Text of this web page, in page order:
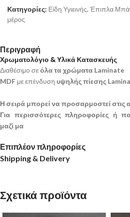
Κατηγορίες: Είδη Υγιεινής, Έπιπλα
μέρος
Περιγραφή
Χρωματολόγιο & Υλικά Κατασκευής
Διαθέσιμο σεόλα τα χρώματα Laminate
MDF με επένδυση υψηλής πίεσης
Η σειρά μπορεί να προσαρμοστεί στις
Για περισσότερες πληροφορίες ή
μαζί μα
Επιπλέον πληροφορίες
Shipping & Delivery
Σχετικά προϊόντα